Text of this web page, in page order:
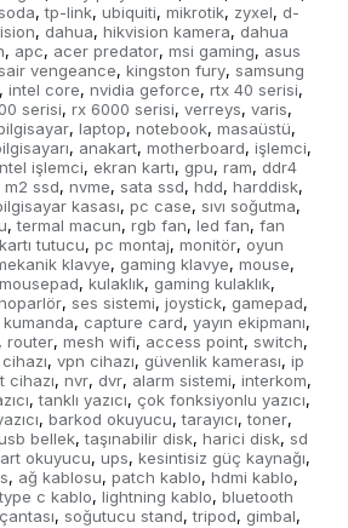
, tp-link, ubiquiti, mikrotik, zyxel, d-
, dahua, hikvision kamera, dahua
, apc, acer predator, msi gaming, asus
vengeance, kingston fury, samsung
, intel core, nvidia geforce, rtx 40 serisi,
serisi, rx 6000 serisi, verreys, varis,
, laptop, notebook, masaüstü,
, anakart, motherboard, işlemci,
işlemci, ekran kartı, gpu, ram, ddr4
m2 ssd, nvme, sata ssd, hdd, harddisk,
kasası, pc case, sıvı soğutma,
, termal macun, rgb fan, led fan, fan
tutucu, pc montaj, monitör, oyun
klavye, gaming klavye, mouse,
mousepad, kulaklık, gaming kulaklık,
, ses sistemi, joystick, gamepad,
, capture card, yayın ekipmanı,
, router, mesh wifi, access point, switch,
, vpn cihazı, güvenlik kamerası, ip
cihazı, nvr, dvr, alarm sistemi, interkom,
, tanklı yazıcı, çok fonksiyonlu yazıcı,
, barkod okuyucu, tarayıcı, toner,
bellek, taşınabilir disk, harici disk, sd
okuyucu, ups, kesintisiz güç kaynağı,
, ağ kablosu, patch kablo, hdmi kablo,
type c kablo, lightning kablo, bluetooth
, soğutucu stand, tripod, gimbal,